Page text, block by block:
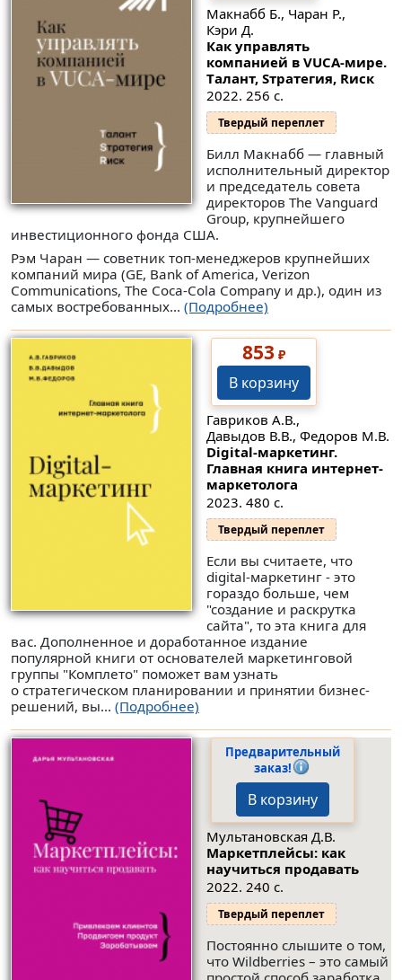
Макнабб Б., Чаран Р.,
Кэри Д.
Как управлять
компанией в VUCA-мире.
Tалант, Sтратегия, Rиск
2022. 256 с.
Твердый переплет
Билл Макнабб — главный
исполнительный директор
и председатель совета
директоров The Vanguard
Group, крупнейшего
инвестиционного фонда США.
Рэм Чаран — советник топ-менеджеров крупнейших
компаний мира (GE, Bank of America, Verizon
Communications, The Coca-Cola Company и др.), один из
самых востребованных... (Подробнее)
853₽
В корзину
Гавриков А.В.,
Давыдов В.В., Федоров М.В.
Digital-маркетинг.
Главная книга интернет-
маркетолога
2023. 480 с.
Твердый переплет
Если вы считаете, что
digital-маркетинг - это
гораздо больше, чем
"создание и раскрутка
сайта", то эта книга для
вас. Дополненное и доработанное издание
популярной книги от основателей маркетинговой
группы "Комплето" поможет вам узнать
о стратегическом планировании и принятии бизнес-
решений, вы... (Подробнее)
Предварительный
заказ!
В корзину
Мультановская Д.В.
Маркетплейсы: как
научиться продавать
2022. 240 с.
Твердый переплет
Постоянно слышите о том,
что Wildberries – это самый